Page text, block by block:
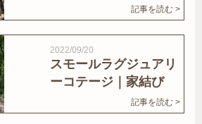
記事を読む >
2022/09/20
スモールラグジュアリ
ーコテージ｜家結び
記事を読む >